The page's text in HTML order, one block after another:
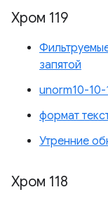
Хром 119
запятой
unorm10-
формат
Утренние
Хром 118